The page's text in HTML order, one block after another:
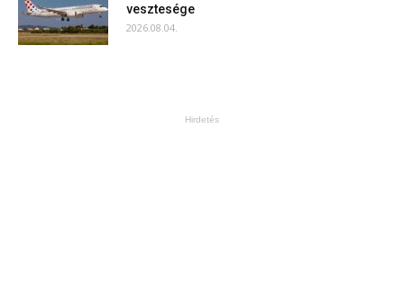
vesztesége
2026.08.04.
Hirdetés